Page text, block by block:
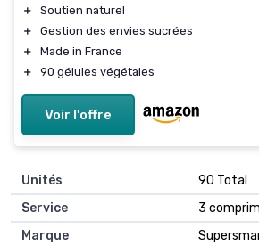
＋
Soutien naturel
＋
Gestion des envies sucrées
＋
Made in France
＋
90 gélules végétales
Voir l'offre
Unités
‎90 Total
Service
‎3
Marque